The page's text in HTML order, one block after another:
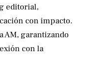
editorial,
con impacto.
AM, garantizando
con la